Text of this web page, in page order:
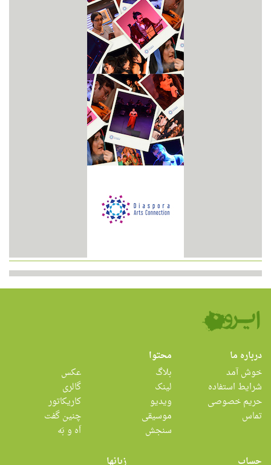
درباره ما
خوش آمد
شرایط استفاده
حریم خصوصی
تماس
محتوا
بلاگ
لینک
ویدیو
موسیقی
سنجش
عکس
گالری
کاریکاتور
چنین گفت
اَه و بَه
حساب
زبانها